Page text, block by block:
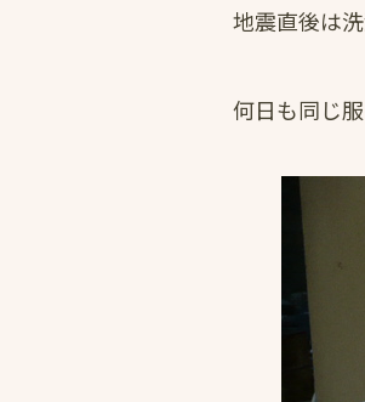
地震直後は
何日も同じ